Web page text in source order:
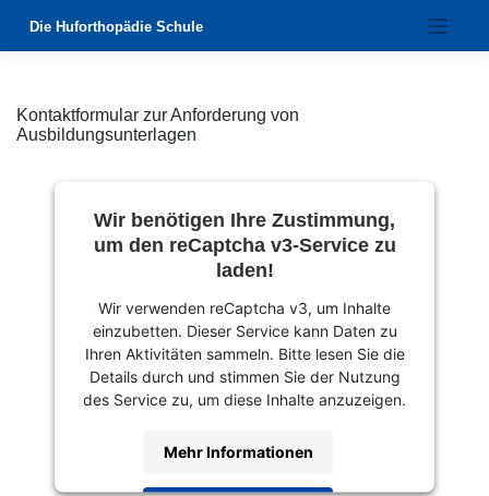
Die Huforthopädie Schule
Kontaktformular zur Anforderung von
Ausbildungsunterlagen
Wir benötigen Ihre Zustimmung,
um den reCaptcha v3-Service zu
laden!
Wir verwenden reCaptcha v3, um Inhalte
einzubetten. Dieser Service kann Daten zu
Ihren Aktivitäten sammeln. Bitte lesen Sie die
Details durch und stimmen Sie der Nutzung
des Service zu, um diese Inhalte anzuzeigen.
Mehr Informationen